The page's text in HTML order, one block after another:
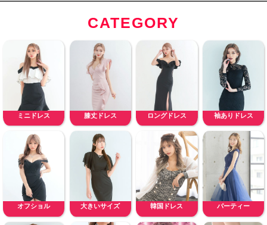
CATEGORY
ミニドレス 膝丈ドレス ロングドレス 袖ありドレス
オフショル 大きいサイズ 韓国ドレス パーティー